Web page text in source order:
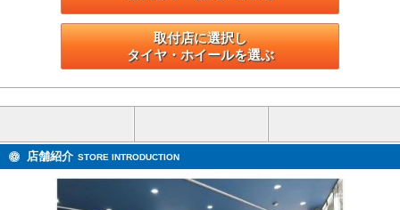
取付店に選択し
タイヤ・ホイールを選ぶ
店舗紹介 STORE INTRODUCTION